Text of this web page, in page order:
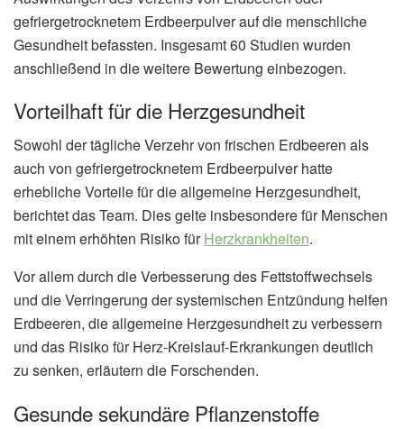
gefriergetrocknetem Erdbeerpulver auf die menschliche
Gesundheit befassten. Insgesamt 60 Studien wurden
anschließend in die weitere Bewertung einbezogen.
Vorteilhaft für die Herzgesundheit
Sowohl der tägliche Verzehr von frischen Erdbeeren als
auch von gefriergetrocknetem Erdbeerpulver hatte
erhebliche Vorteile für die allgemeine Herzgesundheit,
berichtet das Team. Dies gelte insbesondere für Menschen
mit einem erhöhten Risiko fürHerzkrankheiten.
Vor allem durch die Verbesserung des Fettstoffwechsels
und die Verringerung der systemischen Entzündung helfen
Erdbeeren, die allgemeine Herzgesundheit zu verbessern
und das Risiko für Herz-Kreislauf-Erkrankungen deutlich
zu senken, erläutern die Forschenden.
Gesunde sekundäre Pflanzenstoffe